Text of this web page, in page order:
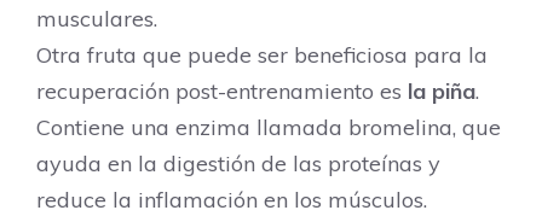
musculares.
Otra fruta que puede ser beneficiosa para la
recuperación post-entrenamiento es la piña.
Contiene una enzima llamada bromelina, que
ayuda en la digestión de las proteínas y
reduce la inflamación en los músculos.